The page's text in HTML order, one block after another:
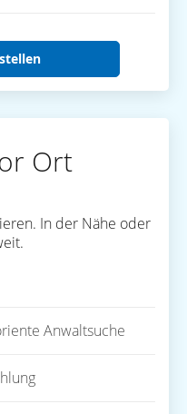
Ort
In der Nähe oder
Anwaltsuche